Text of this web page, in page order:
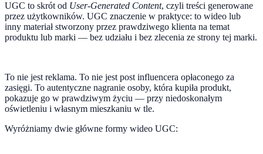
UGC to skrót od User-Generated Content, czyli treści generowane
przez użytkowników. UGC znaczenie w praktyce: to wideo lub
inny materiał stworzony przez prawdziwego klienta na temat
produktu lub marki — bez udziału i bez zlecenia ze strony tej marki.
To nie jest reklama. To nie jest post influencera opłaconego za
zasięgi. To autentyczne nagranie osoby, która kupiła produkt,
pokazuje go w prawdziwym życiu — przy niedoskonałym
oświetleniu i własnym mieszkaniu w tle.
Wyróżniamy dwie główne formy wideo UGC: